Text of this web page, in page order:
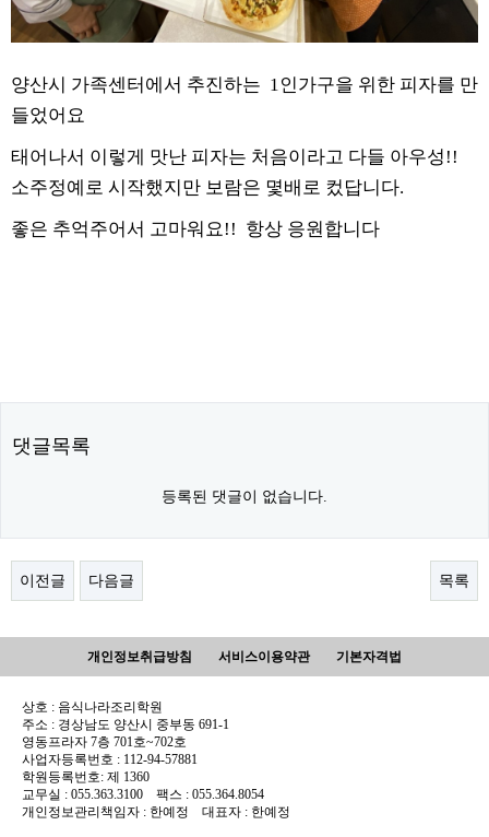
양산시 가족센터에서 추진하는 1인가구을 위한 피자를 만
들었어요
태어나서 이렇게 맛난 피자는 처음이라고 다들 아우성!!
소주정예로 시작했지만 보람은 몇배로 컸답니다.
좋은 추억주어서 고마워요!! 항상 응원합니다
댓글목록
등록된 댓글이 없습니다.
이전글 다음글 목록
개인정보취급방침 서비스이용약관 기본자격법
상호 : 음식나라조리학원
주소 : 경상남도 양산시 중부동 691-1
영동프라자 7층 701호~702호
사업자등록번호 : 112-94-57881
학원등록번호: 제 1360
교무실 : 055.363.3100 팩스 : 055.364.8054
개인정보관리책임자 : 한예정 대표자 : 한예정